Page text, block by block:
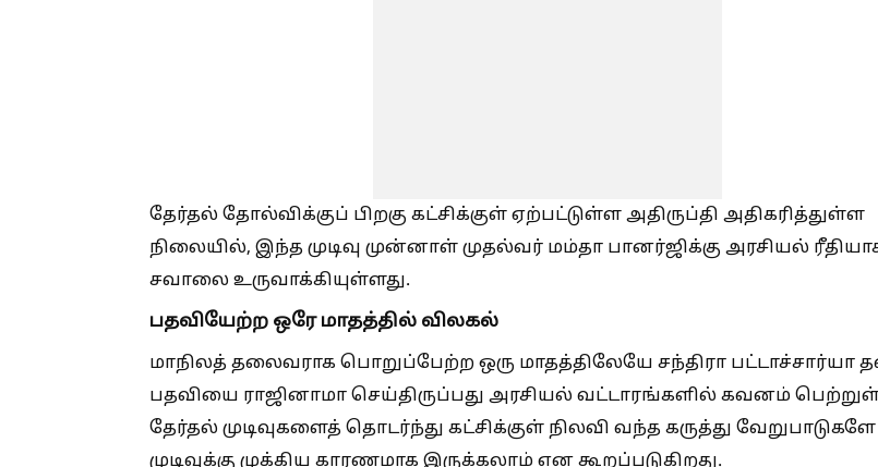
தேர்தல் தோல்விக்குப் பிறகு கட்சிக்குள் ஏற்பட்டுள்ள அதிருப்தி அதிகரித்துள்ள
நிலையில், இந்த முடிவு முன்னாள் முதல்வர் மம்தா பானர்ஜிக்கு அரசியல் ரீதியாக
சவாலை உருவாக்கியுள்ளது.
பதவியேற்ற ஒரே மாதத்தில் விலகல்
மாநிலத் தலைவராக பொறுப்பேற்ற ஒரு மாதத்திலேயே சந்திரா பட்டாச்சார்யா
பதவியை ராஜினாமா செய்திருப்பது அரசியல் வட்டாரங்களில் கவனம்
தேர்தல் முடிவுகளைத் தொடர்ந்து கட்சிக்குள் நிலவி வந்த கருத்து
முடிவுக்கு முக்கிய காரணமாக இருக்கலாம் என கூறப்படுகிறது.